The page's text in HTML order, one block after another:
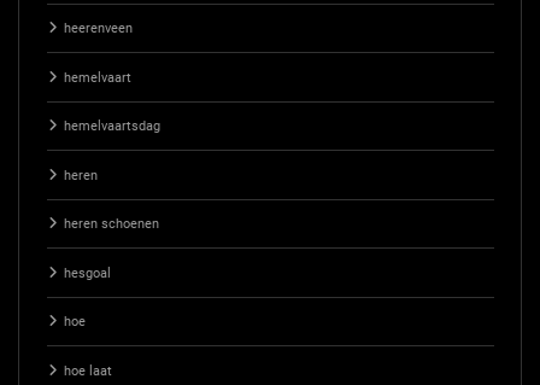
heerenveen
hemelvaart
hemelvaartsdag
heren
heren schoenen
hesgoal
hoe
hoe laat